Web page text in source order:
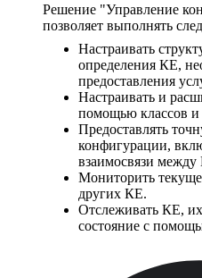
Решение "Управление
позволяет выполнять
Настраивать
определения КЕ,
предоставления
Настраивать и
помощью классов и
Предоставлять
конфигурации,
взаимосвязи
Мониторить
других КЕ.
Отслеживать КЕ,
состояние с